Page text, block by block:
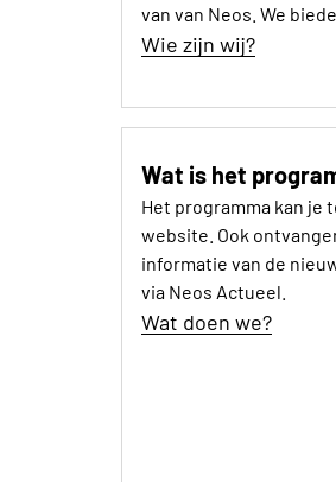
van van Neos. We
Wie zijn wij?
Wat is het
Het programma kan je
website. Ook
informatie van de
via Neos Actueel.
Wat doen we?